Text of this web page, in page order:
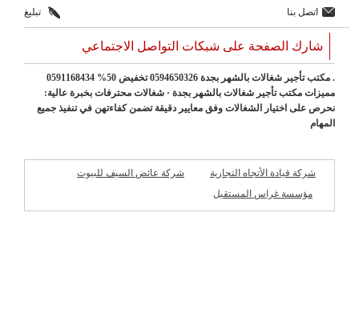
اتصل بنا تبليغ
شارك الصفحة على شبكات التواصل الاجتماعي
. مكتب تأجير شغالات بالشهر بجدة 0594650326 تخفيض 50% 0591168434
مميزات مكتب تأجير شغالات بالشهر بجدة · شغالات محترفات بخبرة عالية:
نحرص على اختيار الشغالات وفق معايير دقيقة تضمن كفاءتهن في تنفيذ جميع
المهام
شركة قيادة الأتجاه التجارية
شركة عائض السيف للبيوت
مؤسسة غراس المستقبل